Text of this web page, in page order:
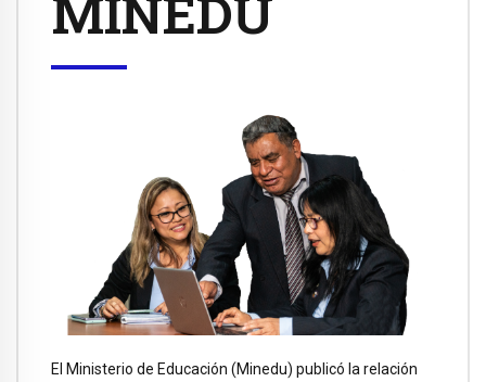
El Ministerio de Educación (Minedu) publicó la relación